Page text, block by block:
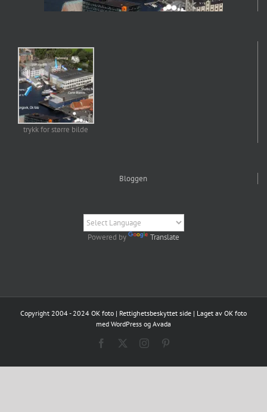
trykk for større bilde
Bloggen
Powered by Translate
Copyright 2004 - 2024 OK foto | Rettighetsbeskyttet side | Laget av OK foto
med WordPress og Avada
Facebook Instagram